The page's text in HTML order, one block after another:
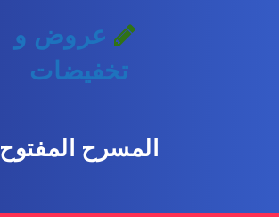
عروض و
تخفيضات
المسرح المفتوح